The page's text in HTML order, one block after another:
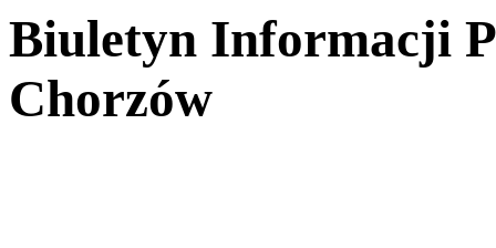
Biuletyn Informacji
Chorzów